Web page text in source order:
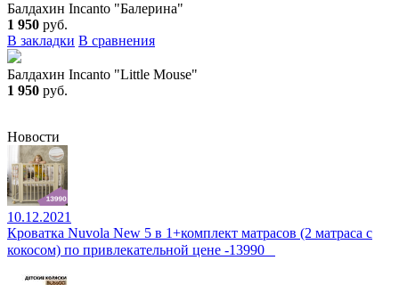
Балдахин Incanto "Балерина"
1 950 руб.
В закладки В сравнения
Балдахин Incanto "Little Mouse"
1 950 руб.
Новости
10.12.2021
Кроватка Nuvola New 5 в 1+комплект матрасов (2 матраса с
кокосом) по привлекательной цене -13990⠀